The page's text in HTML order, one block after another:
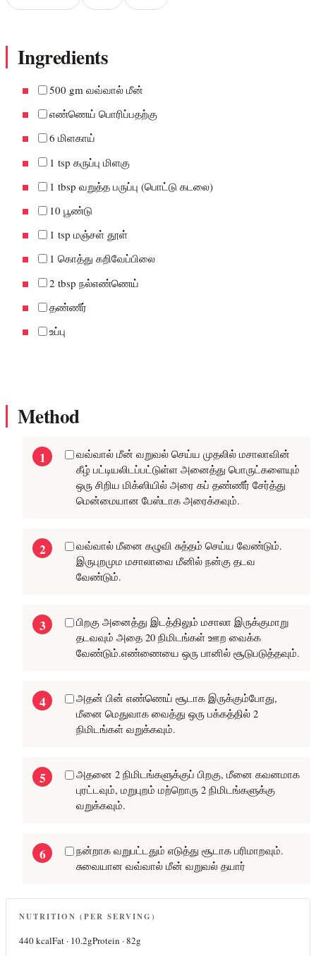
Ingredients
500 gm வவ்வால் மீன்
எண்ணெய் பொரிப்பதற்கு
6 மிளகாய்
1 tsp கருப்பு மிளகு
1 tbsp வறுத்த பருப்பு (பொட்டு கடலை)
10 பூண்டு
1 tsp மஞ்சள் தூள்
1 கொத்து கறிவேப்பிலை
2 tbsp நல்எண்ணெய்
தண்ணீர்
உப்பு
Method
வவ்வால் மீன் வறுவல் செய்ய முதலில் மசாலாவின்
கீழ் பட்டியலிடப்பட்டுள்ள அனைத்து பொருட்களையும்
ஒரு சிறிய மிக்ஸியில் அரை கப் தண்ணீர் சேர்த்து
மென்மையான பேஸ்டாக அரைக்கவும்.
வவ்வால் மீனை கழுவி சுத்தம் செய்ய வேண்டும்.
இருபுறமும மசாலாவை மீனில் நன்கு தடவ
வேண்டும்.
பிறகு அனைத்து இடத்திலும் மசாலா இருக்குமாறு
தடவவும் அதை 20 நிமிடங்கள் ஊற வைக்க
வேண்டும்.எண்ணையை ஒரு பானில் சூடுபடுத்தவும்.
அதன் பின் எண்ணெய் சூடாக இருக்கும்போது,
மீனை மெதுவாக வைத்து ஒரு பக்கத்தில் 2
நிமிடங்கள் வறுக்கவும்.
அதனை 2 நிமிடங்களுக்குப் பிறகு, மீனை கவனமாக
புரட்டவும், மறுபுறம் மற்றொரு 2 நிமிடங்களுக்கு
வறுக்கவும்.
நன்றாக வறுபட்டதும் எடுத்து சூடாக பரிமாறவும்.
சுவையான வவ்வால் மீன் வறுவல் தயார்
NUTRITION (PER SERVING)
440kcalFat · 10.2gProtein ·82g